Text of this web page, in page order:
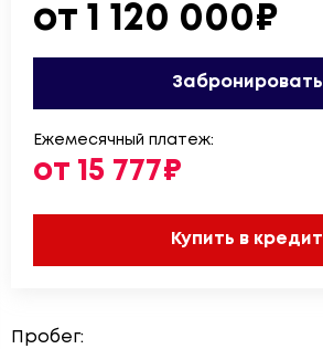
от 1 120 000₽
Забронировать
Ежемесячный платеж:
от 15 777₽
Купить в кредит
Пробег: